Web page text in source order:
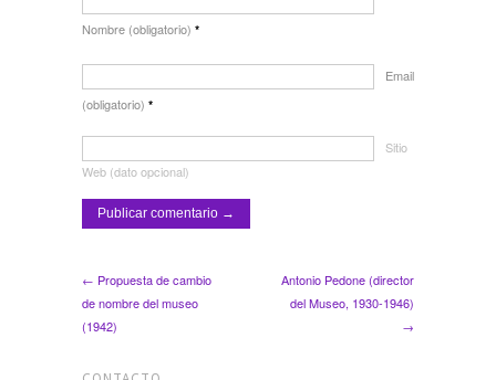
Nombre (obligatorio) *
Email
(obligatorio) *
Sitio
Web (dato opcional)
← Propuesta de cambio
de nombre del museo
(1942)
Antonio Pedone (director
del Museo, 1930-1946)
→